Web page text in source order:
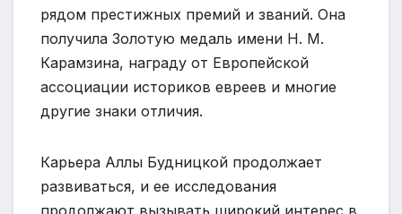
рядом престижных премий и званий. Она
получила Золотую медаль имени Н. М.
Карамзина, награду от Европейской
ассоциации историков евреев и многие
другие знаки отличия.
Карьера Аллы Будницкой продолжает
развиваться, и ее исследования
продолжают вызывать широкий интерес в